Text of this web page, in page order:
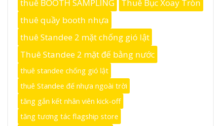
thuê BOOTH SAMPLING
Thuê Bục Xoay Tròn
thuê quầy booth nhựa
thuê Standee 2 mặt chống gió lật
Thuê Standee 2 mặt đế bằng nước
thuê standee chống gió lật
thuê Standee đế nhựa ngoài trời
tăng gắn kết nhân viên kick-off
tăng tương tác flagship store